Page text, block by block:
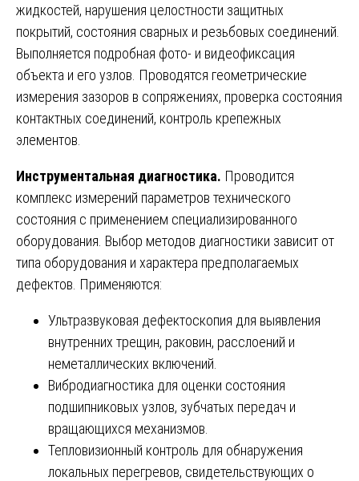
жидкостей, нарушения целостности защитных
покрытий, состояния сварных и резьбовых соединений.
Выполняется подробная фото- и видеофиксация
объекта и его узлов. Проводятся геометрические
измерения зазоров в сопряжениях, проверка состояния
контактных соединений, контроль крепежных
элементов.
Инструментальная диагностика. Проводится
комплекс измерений параметров технического
состояния с применением специализированного
оборудования. Выбор методов диагностики зависит от
типа оборудования и характера предполагаемых
дефектов. Применяются:
Ультразвуковая дефектоскопия для выявления
внутренних трещин, раковин, расслоений и
неметаллических включений.
Вибродиагностика для оценки состояния
подшипниковых узлов, зубчатых передач и
вращающихся механизмов.
Тепловизионный контроль для обнаружения
локальных перегревов, свидетельствующих о